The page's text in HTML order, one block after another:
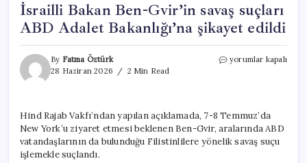
İsrailli Bakan Ben-Gvir’in savaş suçları
ABD Adalet Bakanlığı’na şikayet edildi
By Fatma Öztürk
28 Haziran 2026
2 Min Read
İsrailli
suçları
ABD
Adalet
yorumlar kapalı
Hind Rajab Vakfı’ndan yapılan açıklamada, 7-8 Temmuz’da
New York’u ziyaret etmesi beklenen Ben-Gvir, aralarında ABD
vatandaşlarının da bulunduğu Filistinlilere yönelik savaş suçu
işlemekle suçlandı.